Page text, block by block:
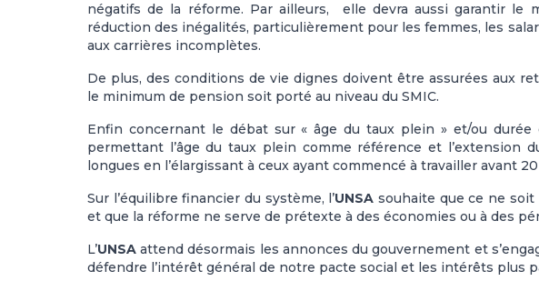
négatifs de la réforme. Par ailleurs, elle devra aussi garantir le
réduction des inégalités, particulièrement pour les femmes, les
aux carrières incomplètes.
De plus, des conditions de vie dignes doivent être assurées aux
le minimum de pension soit porté au niveau du SMIC.
Enfin concernant le débat sur « âge du taux plein » et/ou durée
permettant l’âge du taux plein comme référence et l’extension
longues en l’élargissant à ceux ayant commencé à travailler avant 20
Sur l’équilibre financier du système, l’UNSA souhaite que ce ne
et que la réforme ne serve de prétexte à des économies ou à des
L’UNSA attend désormais les annonces du gouvernement et
défendre l’intérêt général de notre pacte social et les intérêts plus